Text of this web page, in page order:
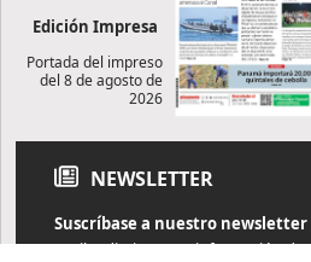
Edición Impresa
Portada del impreso
del 8 de agosto de
2026
NEWSLETTER
Suscríbase a nuestro newsletter
Reciba diariamente información